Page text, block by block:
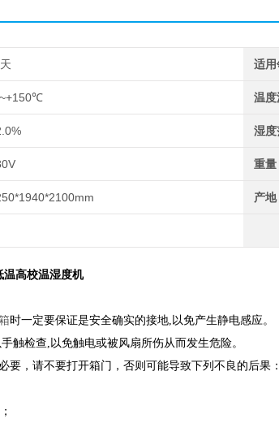
适
温
湿度
重量
产地
温高校温湿度机
时一定要保证是安全确实的接地,以免产生静电感应。
触检查,以免触电或被风扇所伤从而发生危险。
要，请不要打开箱门，否则可能导致下列不良的后果：